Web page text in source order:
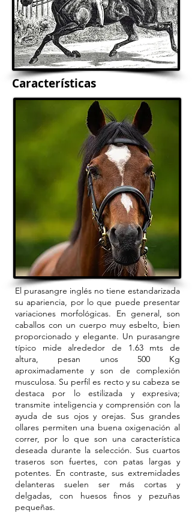
Características
El purasangre inglés no tiene estandarizada
su apariencia, por lo que puede presentar
variaciones morfológicas. En general, son
caballos con un cuerpo muy esbelto, bien
proporcionado y elegante. Un purasangre
típico mide alrededor de 1.63 mts de
altura, pesan unos 500 Kg
aproximadamente y son de complexión
musculosa. Su perfil es recto y su cabeza se
destaca por lo estilizada y expresiva;
transmite inteligencia y comprensión con la
ayuda de sus ojos y orejas. Sus grandes
ollares permiten una buena oxigenación al
correr, por lo que son una característica
deseada durante la selección. Sus cuartos
traseros son fuertes, con patas largas y
potentes. En contraste, sus extremidades
delanteras suelen ser más cortas y
delgadas, con huesos finos y pezuñas
pequeñas.